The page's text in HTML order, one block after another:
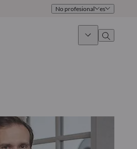
No profesional es
Equipo de ventas